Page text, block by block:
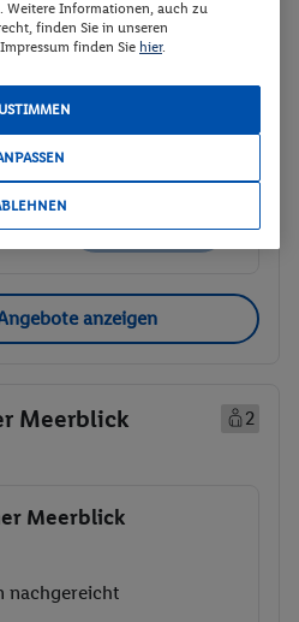
nachgereicht
p.P.
652.-
verfügbar
anzeigen
Meerblick
2
Meerblick
nachgereicht
Weitere Informationen, auch zu
finden Sie in unseren
finden Sie hier.